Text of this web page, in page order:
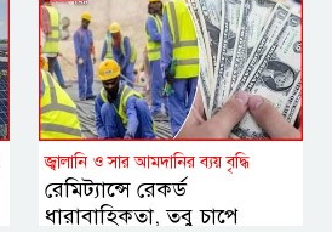
জ্বালানি ও সার আমদানির ব্যয় বৃদ্ধি
রেমিট্যান্সে রেকর্ড
ধারাবাহিকতা, তবু চাপে